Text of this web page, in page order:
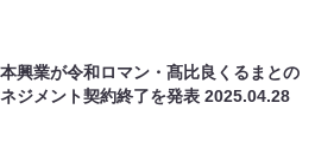
興業が令和ロマン・髙比良くるまとの
ジメント契約終了を発表2025.04.28